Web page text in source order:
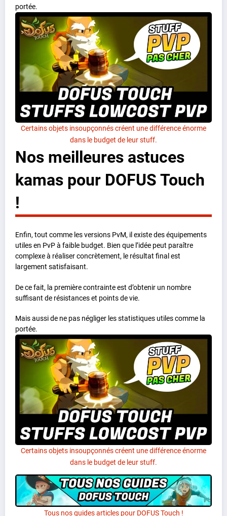
portée.
Certains objets insoupçonnés créent une différence énorme
dans le budget de leur stuff.
Nos meilleures astuces
kamas pour DOFUS Touch
!
Enfin, tout comme les versions PvM, il existe des équipements
utiles en PvP à faible budget. Bien que l’idée peut paraître
complexe à réaliser concrètement, le résultat final est
largement satisfaisant.
De ce fait, la première contrainte est d’obtenir un nombre
suffisant de résistances et points de vie.
Mais aussi de ne pas négliger les statistiques utiles comme la
portée.
Certains objets insoupçonnés créent une différence énorme
dans le budget de leur stuff.
Tous nos guides articles pour DOFUS Touch !